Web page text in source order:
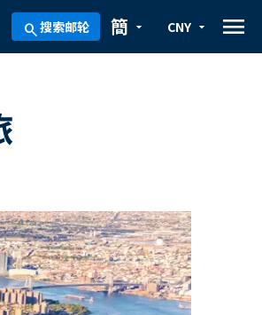
search搜索邮轮 arrow_drop_down
簡 arrow_drop_down
CNY menu